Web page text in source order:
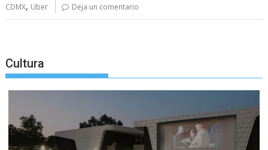
CDMX, Uber Deja un comentario
Cultura